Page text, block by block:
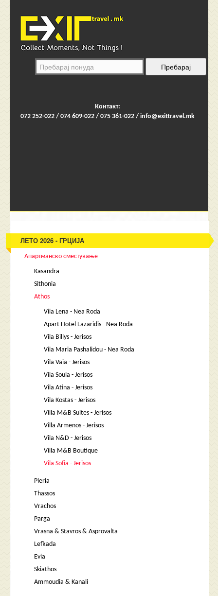
Контакт:
072 252-022 / 074 609-022 / 075 361-022 / info@exittravel.mk
ЛЕТО 2026 - ГРЦИЈА
Апартманско сместување
Kasandra
Sithonia
Athos
Vila Lena - Nea Roda
Apart Hotel Lazaridis - Nea Roda
Vila Billys - Jerisos
Vila Maria Pashalidou - Nea Roda
Vila Vaia - Jerisos
Vila Soula - Jerisos
Vila Atina - Jerisos
Vila Kostas - Jerisos
Villa M&B Suites - Jerisos
Villa Armenos - Jerisos
Vila N&D - Jerisos
Villa M&B Boutique
Vila Sofia - Jerisos
Pieria
Thassos
Vrachos
Parga
Vrasna & Stavros & Asprovalta
Lefkada
Evia
Skiathos
Ammoudia & Kanali